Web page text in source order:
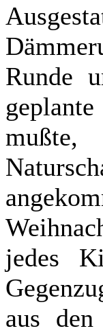
Runde
jedes
aus